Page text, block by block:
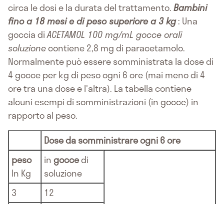
circa le dosi e la durata del trattamento.Bambini
fino a 18 mesi e di peso superiore a 3 kg: Una
goccia diACETAMOL 100 mg/mL gocce orali
soluzionecontiene 2,8 mg di paracetamolo.
Normalmente può essere somministrata la dose di
4 gocce per kg di peso ogni 6 ore (mai meno di 4
ore tra una dose e l'altra). La tabella contiene
alcuni esempi di somministrazioni (in gocce) in
rapporto al peso.
Dose da somministrare ogni 6 ore
peso
In Kg
ingoccedi
soluzione
3
12